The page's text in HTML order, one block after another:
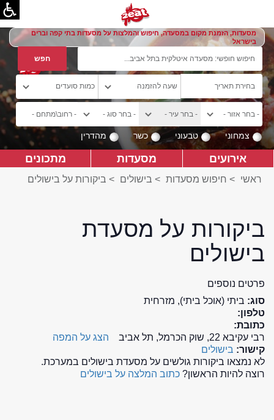
מסעדות, הזמנת מקום במסעדה, חיפוש והמלצות על מסעדות בתי קפה וברים
בישראל
צמחוני טבעוני כשר מהדרין
אירועים מסעדות מתכונים
ראשי > חיפוש מסעדות > בישולים > ביקורות על בישולים
ביקורות על מסעדת
בישולים
פרטים נוספים
סוג: ביתי (אוכל ביתי), מזרחית
טלפון:
כתובת:
רבי עקיבא 22, שוק הכרמל, תל אביב
הצג על המפה
קישור: בישולים
לא נמצאו ביקורות גולשים על מסעדת בישולים במערכת.
רוצה להיות הראשון? כתוב המלצה על בישולים